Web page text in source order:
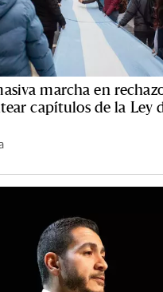
marcha en
capítulos de la Ley